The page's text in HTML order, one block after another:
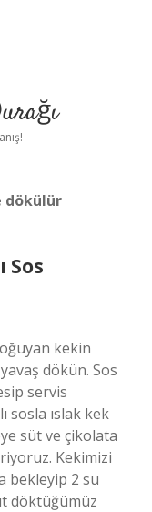
dökülür
Sos
kekin
dökün. Sos
servis
sosla ıslak kek
süt ve çikolata
Kekimizi
bekleyip 2 su
döktüğümüz